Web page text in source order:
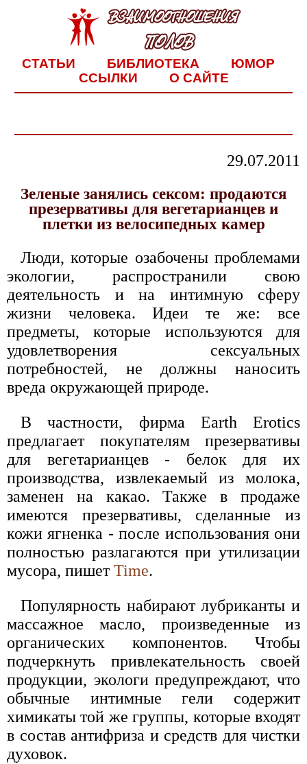
СТАТЬИ БИБЛИОТЕКА
ЮМОР
ССЫЛКИ
О САЙТЕ
29.07.2011
Зеленые занялись сексом: продаются
презервативы для вегетарианцев и
плетки из велосипедных камер
Люди, которые озабочены проблемами
экологии, распространили свою
деятельность и на интимную сферу
жизни человека. Идеи те же: все
предметы, которые используются для
удовлетворения сексуальных
потребностей, не должны наносить
вреда окружающей природе.
В частности, фирма Earth Erotics
предлагает покупателям презервативы
для вегетарианцев - белок для их
производства, извлекаемый из молока,
заменен на какао. Также в продаже
имеются презервативы, сделанные из
кожи ягненка - после использования они
полностью разлагаются при утилизации
мусора, пишетTime.
Популярность набирают лубриканты и
массажное масло, произведенные из
органических компонентов. Чтобы
подчеркнуть привлекательность своей
продукции, экологи предупреждают, что
обычные интимные гели содержит
химикаты той же группы, которые входят
в состав антифриза и средств для чистки
духовок.